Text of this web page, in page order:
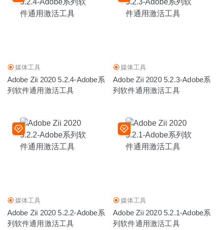
媒体工具
Adobe Zii 2020 5.2.4-Adobe系
列软件通用激活工具
媒体工具
Adobe Zii 2020 5.2.3-Adobe系
列软件通用激活工具
媒体工具
Adobe Zii 2020 5.2.2-Adobe系
列软件通用激活工具
媒体工具
Adobe Zii 2020 5.2.1-Adobe系
列软件通用激活工具